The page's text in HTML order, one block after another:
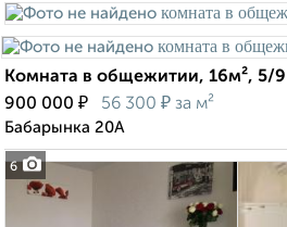
6
Комната в общежитии, 16м², 5/
900 000 ₽ 56 300 ₽ за м²
Бабарынка 20А